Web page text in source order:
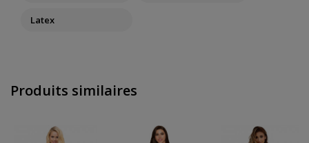
Latex
Produits similaires